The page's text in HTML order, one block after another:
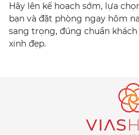
Hãy lên kế hoạch sớm, lựa
bạn và đặt phòng ngay hôm
sang trọng, đúng chuẩn
xinh đẹp.